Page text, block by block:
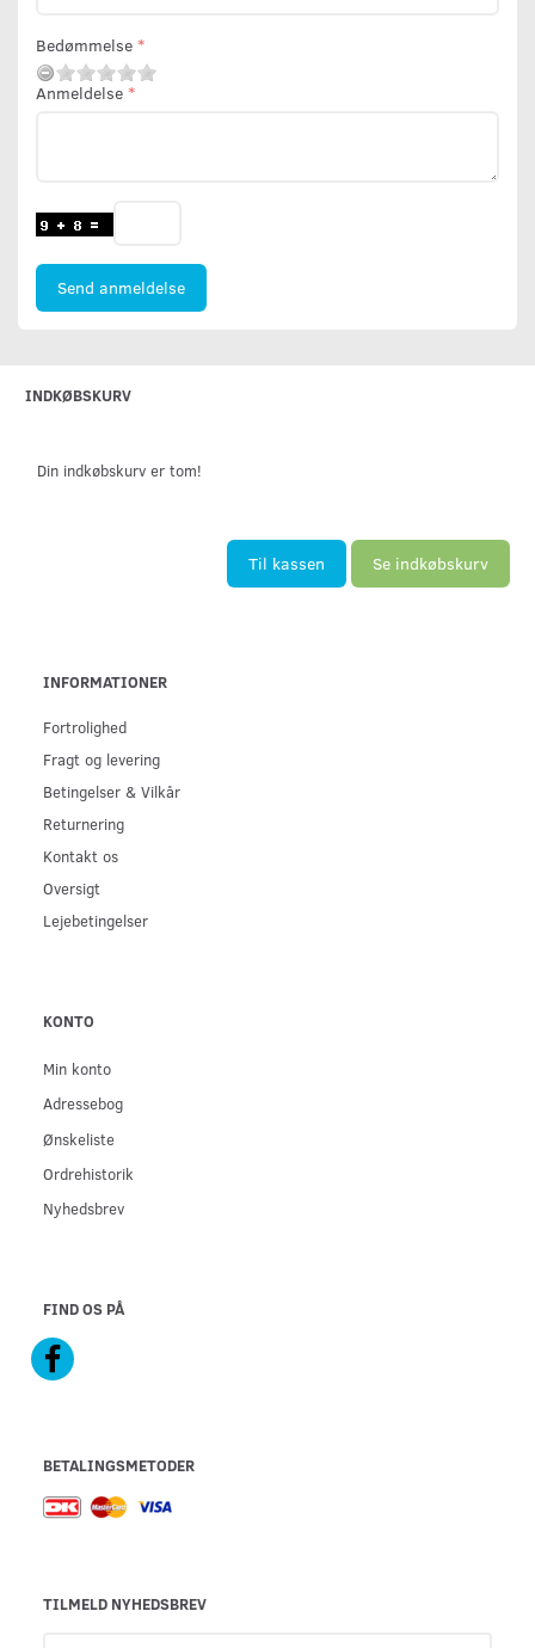
Bedømmelse
Anmeldelse
Send anmeldelse
INDKØBSKURV
Din indkøbskurv er tom!
Til kassen Se indkøbskurv
INFORMATIONER
Fortrolighed
Fragt og levering
Betingelser & Vilkår
Returnering
Kontakt os
Oversigt
Lejebetingelser
KONTO
Min konto
Adressebog
Ønskeliste
Ordrehistorik
Nyhedsbrev
FIND OS PÅ
BETALINGSMETODER
TILMELD NYHEDSBREV